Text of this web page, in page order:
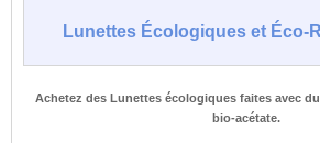
Lunettes Écologiques et Éco-
Achetez des Lunettes écologiques faites avec
bio-acétate.